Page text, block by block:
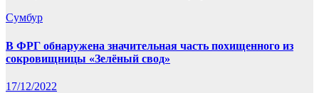
Сумбур
В ФРГ обнаружена значительная часть похищенного из
сокровищницы «Зелёный свод»
17/12/2022